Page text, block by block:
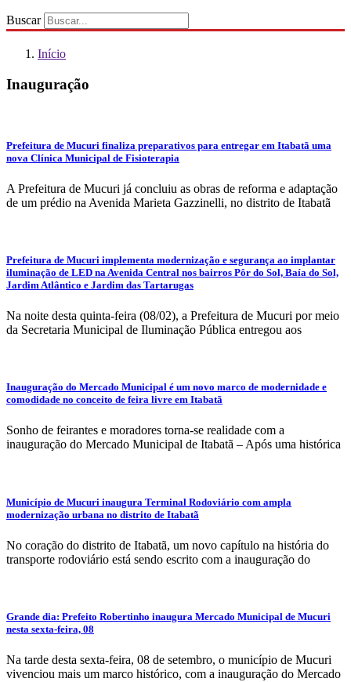
Buscar
Início
Inauguração
Prefeitura de Mucuri finaliza preparativos para entregar em Itabatã uma
nova Clínica Municipal de Fisioterapia
A Prefeitura de Mucuri já concluiu as obras de reforma e adaptação
de um prédio na Avenida Marieta Gazzinelli, no distrito de Itabatã
Prefeitura de Mucuri implementa modernização e segurança ao implantar
iluminação de LED na Avenida Central nos bairros Pôr do Sol, Baía do Sol,
Jardim Atlântico e Jardim das Tartarugas
Na noite desta quinta-feira (08/02), a Prefeitura de Mucuri por meio
da Secretaria Municipal de Iluminação Pública entregou aos
Inauguração do Mercado Municipal é um novo marco de modernidade e
comodidade no conceito de feira livre em Itabatã
Sonho de feirantes e moradores torna-se realidade com a
inauguração do Mercado Municipal de Itabatã – Após uma histórica
Município de Mucuri inaugura Terminal Rodoviário com ampla
modernização urbana no distrito de Itabatã
No coração do distrito de Itabatã, um novo capítulo na história do
transporte rodoviário está sendo escrito com a inauguração do
Grande dia: Prefeito Robertinho inaugura Mercado Municipal de Mucuri
nesta sexta-feira, 08
Na tarde desta sexta-feira, 08 de setembro, o município de Mucuri
vivenciou mais um marco histórico, com a inauguração do Mercado